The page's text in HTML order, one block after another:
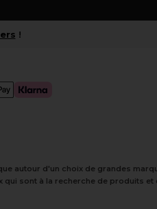
!
autour d'un choix de grandes
qui sont à la recherche de produits